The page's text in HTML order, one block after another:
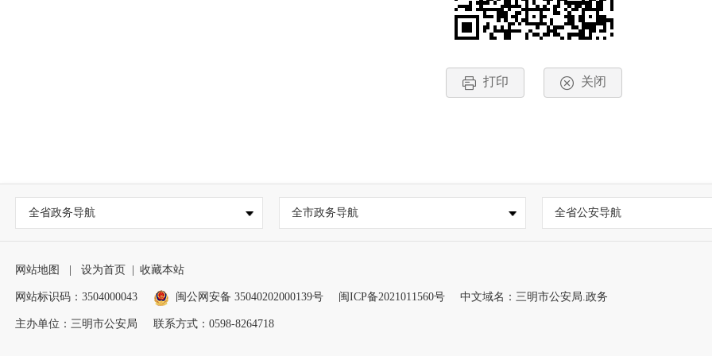
打印 关闭
全省政务导航 全市政务导航 全省公安导航
网站地图 设为首页 收藏本站
网站标识码：3504000043 闽公网安备 35040202000139号 闽ICP备2021011560号 中文域名：三明市公安局.政务
主办单位：三明市公安局 联系方式：0598-8264718